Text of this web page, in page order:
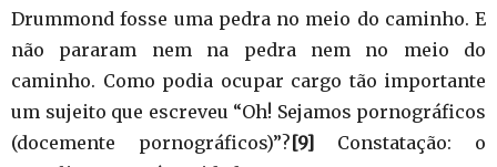
Drummond fosse uma pedra no meio do caminho. E
não pararam nem na pedra nem no meio do
caminho. Como podia ocupar cargo tão importante
um sujeito que escreveu “Oh! Sejamos pornográficos
(docemente pornográficos)”?[9] Constatação: o